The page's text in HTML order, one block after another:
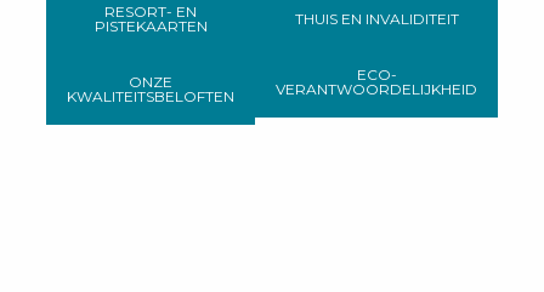
RESORT- EN
PISTEKAARTEN
ONZE
KWALITEITSBELOFTEN
THUIS EN INVALIDITEIT
ECO-
VERANTWOORDELIJKHEID